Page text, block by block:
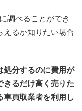
調べることができ
えるか知りたい場合
処分するのに費用が
きるだけ高く売りた
車買取業者を利用し